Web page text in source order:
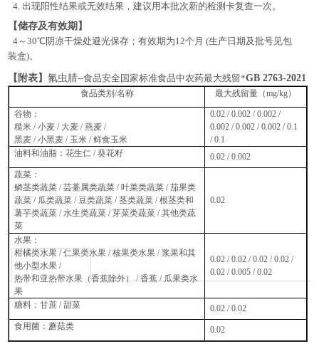
4.出现阳性结果或无效结果，建议用本批次新的检测卡复查一次。
【储存及有效期】
4～30℃阴凉干燥处避光保存；有效期为12个月 (生产日期及批号见包
装盒)。
【 附表】氟虫腈--食品安全国家标准食品中农药最大残留*GB 2763-2021
食品类别/名称 最大残留量（mg/kg）
谷物：
糙米 / 小麦 / 大麦 / 燕麦 /
黑麦 / 小黑麦 / 玉米 / 鲜食玉米
0.02 / 0.002 / 0.002 /
0.002 / 0.002 / 0.002 / 0.1
/ 0.1
油料和油脂：花生仁 / 葵花籽
0.02 / 0.002
蔬菜：
鳞茎类蔬菜 / 芸薹属类蔬菜 / 叶菜类蔬菜 / 茄果类
蔬菜 / 瓜类蔬菜 / 豆类蔬菜 / 茎类蔬菜 / 根茎类和
薯芋类蔬菜 / 水生类蔬菜 / 芽菜类蔬菜 / 其他类蔬
菜
0.02
水果：
柑橘类水果 / 仁果类水果 / 核果类水果 / 浆果和其
他小型水果 /
热带和亚热带水果（香蕉除外） / 香蕉 / 瓜果类水
果
0.02 / 0.02 / 0.02 / 0.02 /
0.02 / 0.005 / 0.02
糖料：甘蔗 / 甜菜
0.02 / 0.02
食用菌：蘑菇类
0.02